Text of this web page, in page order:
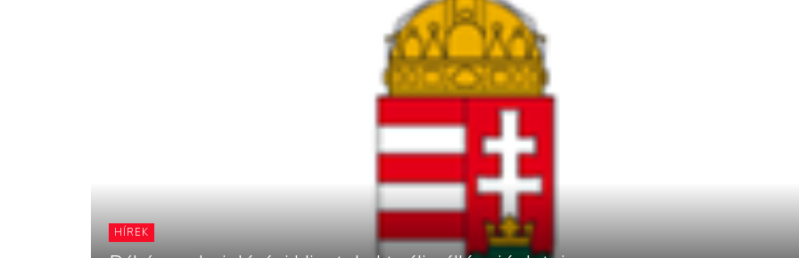
HÍREK